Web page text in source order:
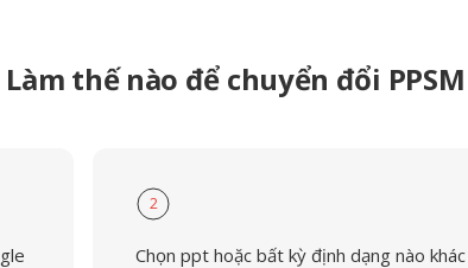
Làm thế nào để chuyển đổi
2
Chọn ppt hoặc bất kỳ định dạng nào khác